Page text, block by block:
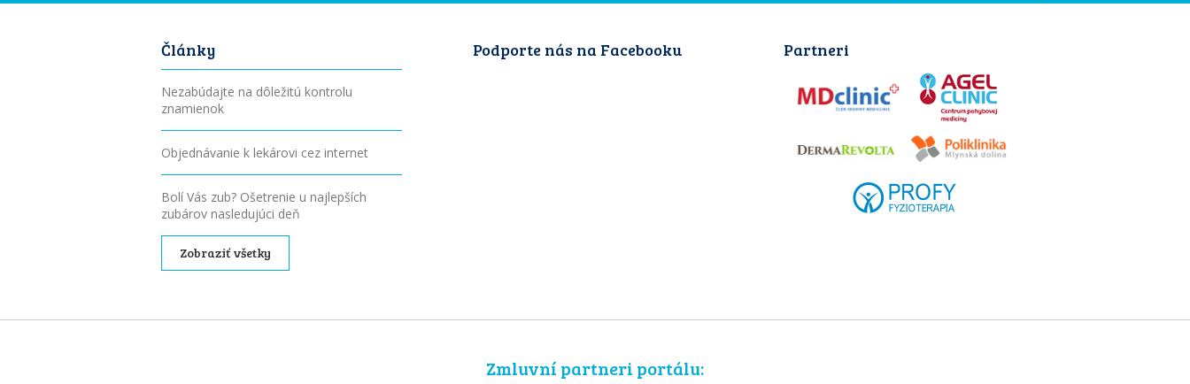
Články
Nezabúdajte na dôležitú kontrolu
znamienok
Objednávanie k lekárovi cez internet
Bolí Vás zub? Ošetrenie u najlepších
zubárov nasledujúci deň
Zobraziť všetky
Podporte nás na Facebooku Partneri
Zmluvní partneri portálu: